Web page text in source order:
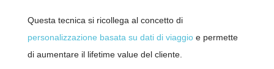
Questa tecnica si ricollega al concetto di
personalizzazione basata su dati di viaggioe permette
di aumentare il lifetime value del cliente.